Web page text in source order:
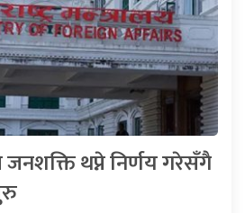
जनशक्ति थप्ने निर्णय गरेसँगै